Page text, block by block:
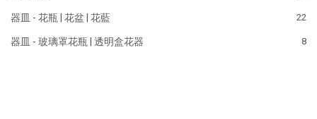
器皿 - 花瓶 | 花盆 | 花藍 22
器皿 - 玻璃罩花瓶 | 透明盒花器 8